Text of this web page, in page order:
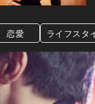
恋愛 ライフスタ